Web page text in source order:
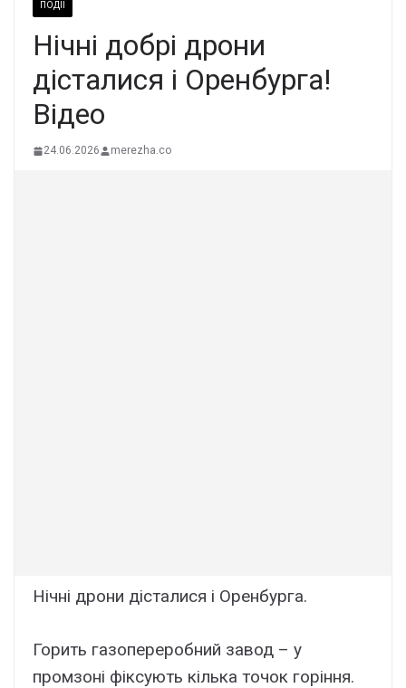
ПОДІЇ
Нiчні дoбрі дpони
дісталися і Оpенбурга!
Вiдео
24.06.2026 merezha.co
Нічні дрони дісталися і Оренбурга.
Горить газопереробний завод – у
промзоні фіксують кілька точок горіння.